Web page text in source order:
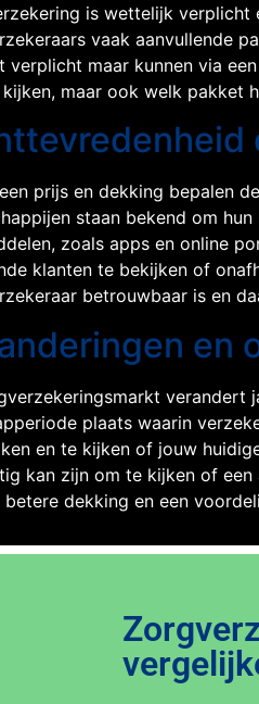
is wettelijk verplicht
vaak aanvullende
verplicht maar kunnen via
maar ook welk pakket
prijs en dekking bepalen
staan bekend om
zoals apps en online
klanten te bekijken of
betrouwbaar is en
en
verandert
plaats waarin
en te kijken of jouw
kan zijn om te kijken of
dekking en een